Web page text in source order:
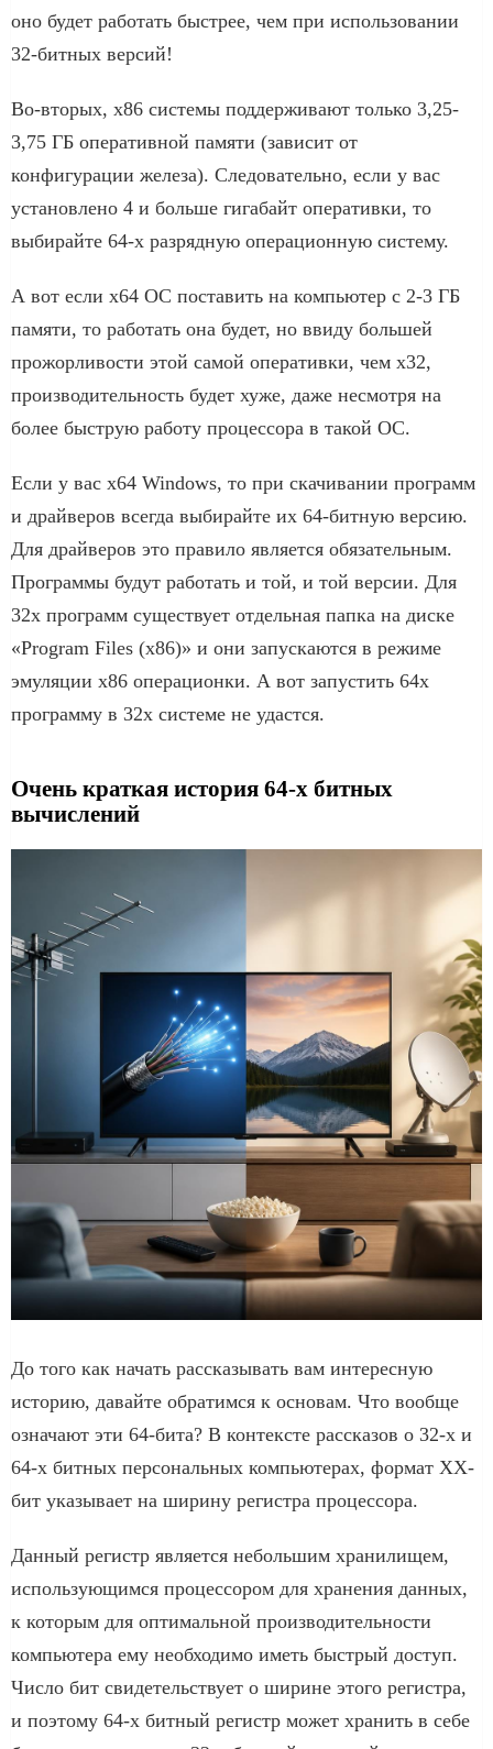
оно будет работать быстрее, чем при использовании
32-битных версий!
Во-вторых, x86 системы поддерживают только 3,25-
3,75 ГБ оперативной памяти (зависит от
конфигурации железа). Следовательно, если у вас
установлено 4 и больше гигабайт оперативки, то
выбирайте 64-х разрядную операционную систему.
А вот если x64 ОС поставить на компьютер с 2-3 ГБ
памяти, то работать она будет, но ввиду большей
прожорливости этой самой оперативки, чем x32,
производительность будет хуже, даже несмотря на
более быструю работу процессора в такой ОС.
Если у вас x64 Windows, то при скачивании программ
и драйверов всегда выбирайте их 64-битную версию.
Для драйверов это правило является обязательным.
Программы будут работать и той, и той версии. Для
32х программ существует отдельная папка на диске
«Program Files (x86)» и они запускаются в режиме
эмуляции x86 операционки. А вот запустить 64х
программу в 32х системе не удастся.
Очень краткая история 64-х битных
вычислений
До того как начать рассказывать вам интересную
историю, давайте обратимся к основам. Что вообще
означают эти 64-бита? В контексте рассказов о 32-х и
64-х битных персональных компьютерах, формат ХХ-
бит указывает на ширину регистра процессора.
Данный регистр является небольшим хранилищем,
использующимся процессором для хранения данных,
к которым для оптимальной производительности
компьютера ему необходимо иметь быстрый доступ.
Число бит свидетельствует о ширине этого регистра,
и поэтому 64-х битный регистр может хранить в себе